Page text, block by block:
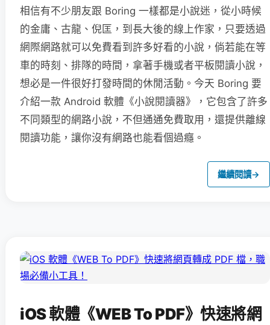
相信有不少朋友跟 Boring 一樣都是小說迷，從小時候
的金庸、古龍、倪匡，到長大後的線上作家，只要透過
網際網路就可以免費看到許多好看的小說，倘若能在等
車的時刻、排隊的時間，拿著手機或者平板閱讀小說，
想必是一件很好打發時間的休閒活動。今天 Boring 要
介紹一款 Android 軟體《小說閱讀器》，它包含了許多
不同類型的網路小說，不但通通免費取用，還提供離線
閱讀功能，讓你沒有網路也能看個過癮。
繼續閱讀→
iOS 軟體《WEB To PDF》快速將網